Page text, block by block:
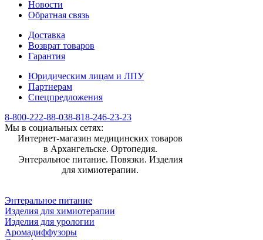
Новости
Обратная связь
Доставка
Возврат товаров
Гарантия
Юридическим лицам и ЛПУ
Партнерам
Спецпредложения
8-800-222-88-038-818-246-23-23
Мы в социальных сетях:
Интернет-магазин медицинских товаров
в Архангельске. Ортопедия.
Энтеральное питание. Повязки. Изделия
для химиотерапии.
Энтеральное питание
Изделия для химиотерапии
Изделия для урологии
Аромадиффузоры